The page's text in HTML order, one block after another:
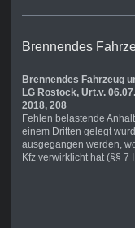
Brennendes
Brennendes Fahrzeug
LG Rostock, Urt.v.
2018, 208
Fehlen belastende
einem Dritten gelegt
ausgegangen werden,
Kfz verwirklicht hat (§§ 7